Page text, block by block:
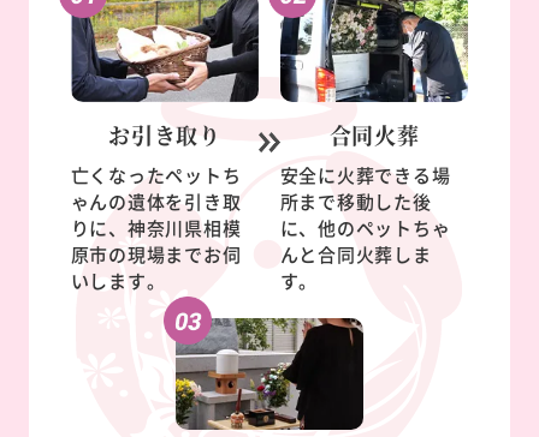
お引き取り
亡くなったペットち
ゃんの遺体を引き取
りに、神奈川県相模
原市の現場までお伺
いします。
合同火葬
安全に火葬できる場
所まで移動した後
に、他のペットちゃ
んと合同火葬しま
す。